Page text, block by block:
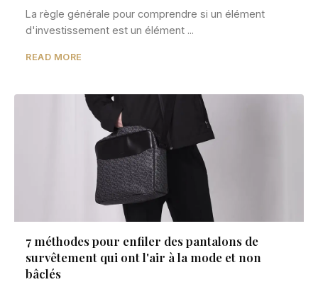
La règle générale pour comprendre si un élément
d'investissement est un élément ...
READ MORE
7 méthodes pour enfiler des pantalons de
survêtement qui ont l'air à la mode et non
bâclés